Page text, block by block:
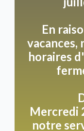
Un chef qui
exclusivement
s'occupe que de
ambiance
Un menu
tient compte de
En
vacances,
horaires
Mercredi
notre